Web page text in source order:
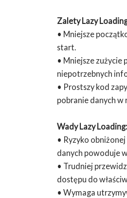
Zalety Lazy
• Mniejsze
start.
• Mniejsze zużycie
niepotrzebnych
• Prostszy kod
pobranie danych w
Wady Lazy Loading:
• Ryzyko
danych powoduje
• Trudniej
dostępu do
• Wymaga